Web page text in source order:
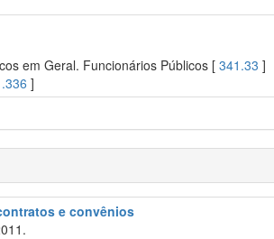
em Geral. Funcionários Públicos [341.33 ]
]
e convênios